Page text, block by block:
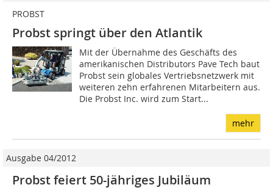
PROBST
Probst springt über den Atlantik
Mit der Übernahme des Geschäfts des
amerikanischen Distributors Pave Tech baut
Probst sein globales Vertriebsnetzwerk mit
weiteren zehn erfahrenen Mitarbeitern aus.
Die Probst Inc. wird zum Start...
mehr
Ausgabe 04/2012
Probst feiert 50-jähriges Jubiläum